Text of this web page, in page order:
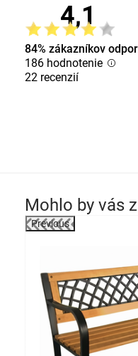
4,1
84% zákazníkov
186 hodnotenie
22 recenzií
Mohlo by vás
Previous